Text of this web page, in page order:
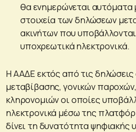
θα ενημερώνεται αυτόματα
στοιχεία των δηλώσεων
ακινήτων που
υποχρεωτικά ηλεκτρονικά.
Η ΑΑΔΕ εκτός από τις
μεταβίβασης, γονικών
κληρονομιών οι οποίες
ηλεκτρονικά μέσω της
δίνει τη δυνατότητα ψηφιακής